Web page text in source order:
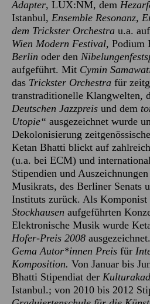
Adapter, LUX:NM, dem
Istanbul, Ensemble Resonanz,
dem Trickster Orchestra u.a.
Wien Modern Festival, Podium
Berlin oder den
aufgeführt. Mit Cymin
das Trickster Orchestra für
transtraditionelle Klangwelten,
Deutschen Jazzpreis und dem
Utopie“ ausgezeichnet wurde
Dekolonisierung
Ketan Bhatti blickt auf
(u.a. bei ECM) und
Stipendien und
Musikrats, des Berliner Senats
Instituts zurück. Als Komponist
Stockhausen aufgeführten
Elektronische Musik wurde
Hofer-Preis 2008
Gema Autor*innen Preis für
Komposition. Von Januar bis
Bhatti Stipendiat der
Istanbul.; von 2010 bis 2012